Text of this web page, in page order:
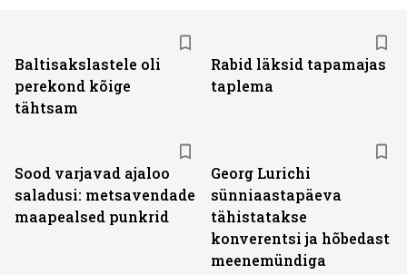
Baltisakslastele oli
perekond kõige
tähtsam
Rabid läksid tapamajas
taplema
Sood varjavad ajaloo
saladusi: metsavendade
maapealsed punkrid
Georg Lurichi
sünniaastapäeva
tähistatakse
konverentsi ja hõbedast
meenemündiga